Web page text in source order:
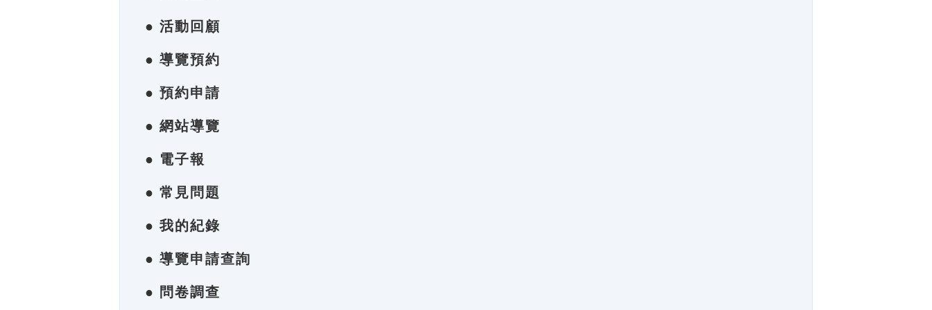
● 活動回顧
● 導覽預約
● 預約申請
● 網站導覽
● 電子報
● 常見問題
● 我的紀錄
● 導覽申請查詢
● 問卷調查